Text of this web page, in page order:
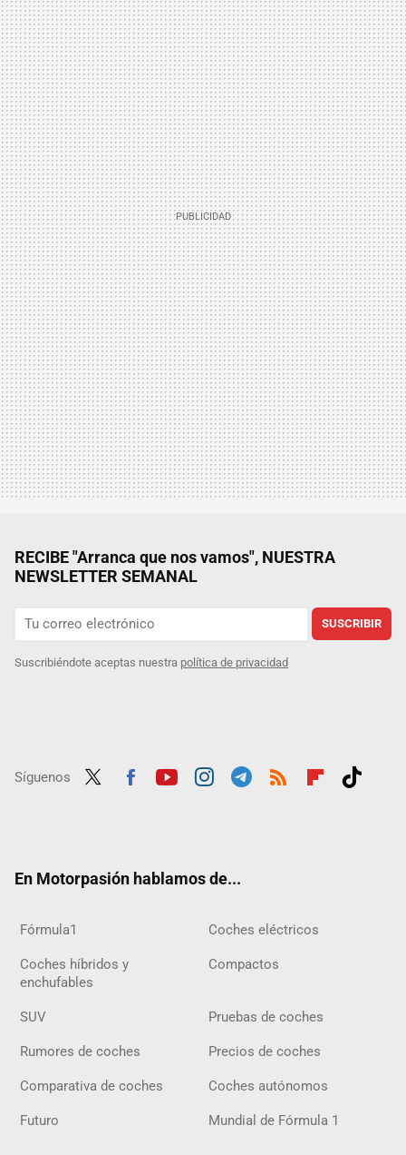
RECIBE "Arranca que nos vamos", NUESTRA
NEWSLETTER SEMANAL
SUSCRIBIR
Suscribiéndote aceptas nuestra política de privacidad
Síguenos
En Motorpasión hablamos de...
Fórmula1 Coches eléctricos
Coches híbridos y
enchufables
Compactos
SUV Pruebas de coches
Rumores de coches Precios de coches
Comparativa de coches Coches autónomos
Futuro Mundial de Fórmula 1